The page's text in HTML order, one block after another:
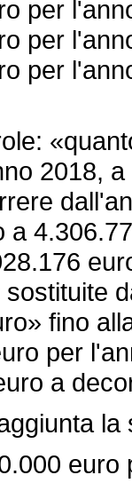
per
per
per
2018,
a
fino
per
a
la
euro